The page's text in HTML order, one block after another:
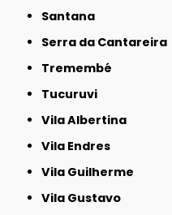
Santana
Serra da Cantareira
Tremembé
Tucuruvi
Vila Albertina
Vila Endres
Vila Guilherme
Vila Gustavo